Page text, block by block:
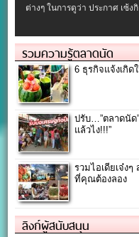
ต่างๆ ในการดูว่า ประกาศ เซ้
รวมความรู้ตลาดนัด
6 ธุรกิจแจ้งเกิด
ปรับ…”ตลาดนัด
แล้วไง!!!”
รวมไอเดียเจ๋ง
ที่คุณต้องลอง
ลิงก์ผู้สนับสนุน